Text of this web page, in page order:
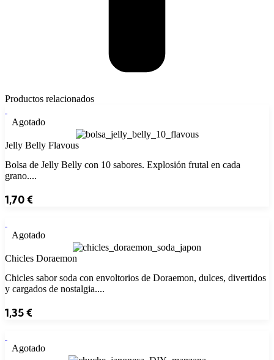
Productos relacionados
Agotado
Jelly Belly Flavous
Bolsa de Jelly Belly con 10 sabores. Explosión frutal en cada
grano....
1,70€
Agotado
Chicles Doraemon
Chicles sabor soda con envoltorios de Doraemon, dulces, divertidos
y cargados de nostalgia....
1,35€
Agotado